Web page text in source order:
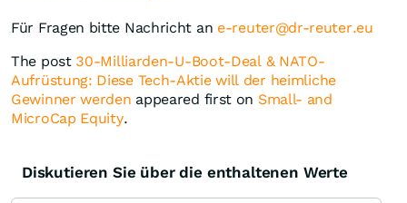
Für Fragen bitte Nachricht an e-reuter@dr-reuter.eu
The post 30-Milliarden-U-Boot-Deal & NATO-
Aufrüstung: Diese Tech-Aktie will der heimliche
Gewinner werden appeared first on Small- and
MicroCap Equity.
Diskutieren Sie über die enthaltenen Werte